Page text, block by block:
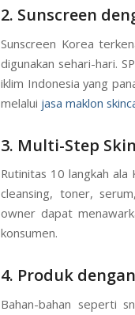
2. Sunscreen
Sunscreen Korea
digunakan sehari-hari.
iklim Indonesia yang
melalui jasa maklon
3. Multi-Step
Rutinitas 10 langkah
cleansing, toner,
owner dapat
konsumen.
4. Produk
Bahan-bahan seperti